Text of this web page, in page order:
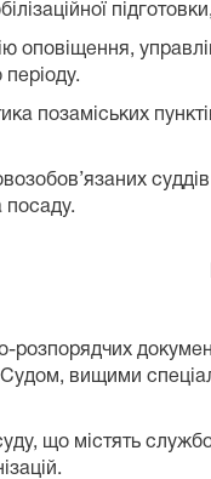
оповіщення,
позаміських
посаду.
розпорядчих
вищими
що містять